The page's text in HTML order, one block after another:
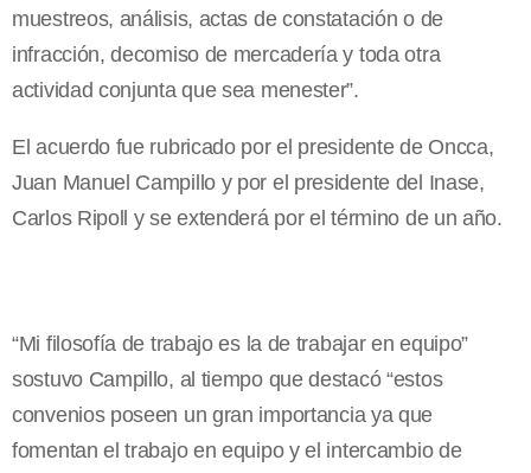
muestreos, análisis, actas de constatación o de
infracción, decomiso de mercadería y toda otra
actividad conjunta que sea menester”.
El acuerdo fue rubricado por el presidente de Oncca,
Juan Manuel Campillo y por el presidente del Inase,
Carlos Ripoll y se extenderá por el término de un año.
“Mi filosofía de trabajo es la de trabajar en equipo”
sostuvo Campillo, al tiempo que destacó “estos
convenios poseen un gran importancia ya que
fomentan el trabajo en equipo y el intercambio de